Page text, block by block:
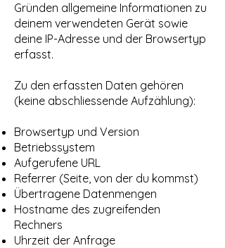
Gründen allgemeine Informationen zu
deinem verwendeten Gerät sowie
deine IP-Adresse und der Browsertyp
erfasst.
Zu den erfassten Daten gehören
(keine abschliessende Aufzählung):
Browsertyp und Version
Betriebssystem
Aufgerufene URL
Referrer (Seite, von der du kommst)
Übertragene Datenmengen
Hostname des zugreifenden
Rechners
Uhrzeit der Anfrage